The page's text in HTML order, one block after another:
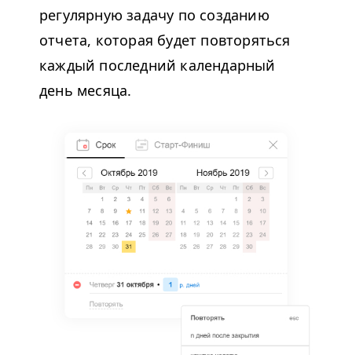
регулярную задачу по созданию
отчета, которая будет повторяться
каждый последний календарный
день месяца.